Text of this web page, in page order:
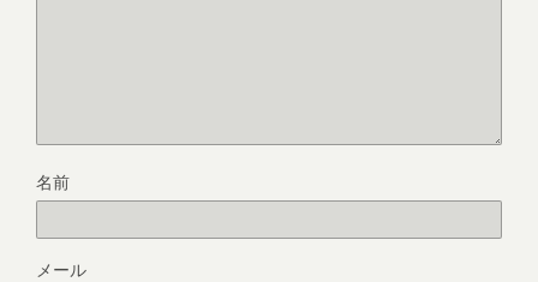
名前
メール